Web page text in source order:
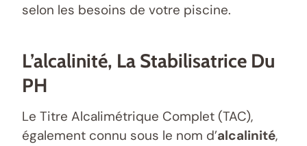
selon les besoins de votre piscine.
L’alcalinité, La Stabilisatrice Du
PH
Le Titre Alcalimétrique Complet (TAC),
également connu sous le nom d’alcalinité,